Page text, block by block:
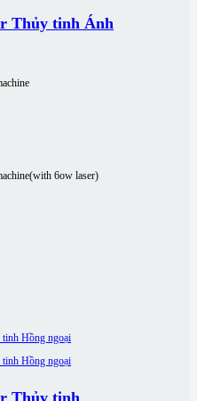
Thủy tinh Ánh
6ow laser)